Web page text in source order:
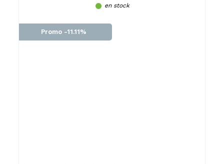
en stock
Promo -11.11%